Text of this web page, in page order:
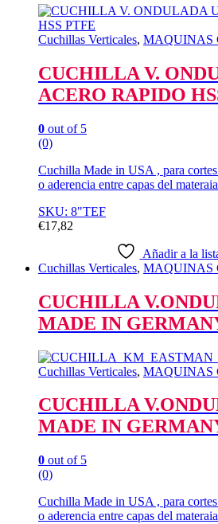
Cuchillas Verticales, MAQUINAS
CUCHILLA V.
ACERO RAPIDO
0 out of 5
(0)
Cuchilla Made in USA , para
o aderencia entre capas del
SKU: 8"TEF
€17,82
Añadir a la
Cuchillas Verticales, MAQUINAS
CUCHILLA
MADE IN
Cuchillas Verticales, MAQUINAS
CUCHILLA
MADE IN
0 out of 5
(0)
Cuchilla Made in USA , para
o aderencia entre capas del